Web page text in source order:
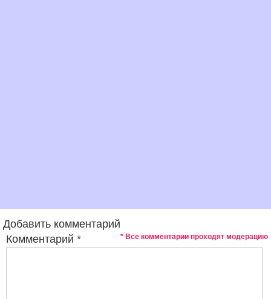
Добавить комментарий
* Все комментарии проходят модерацию
Комментарий *